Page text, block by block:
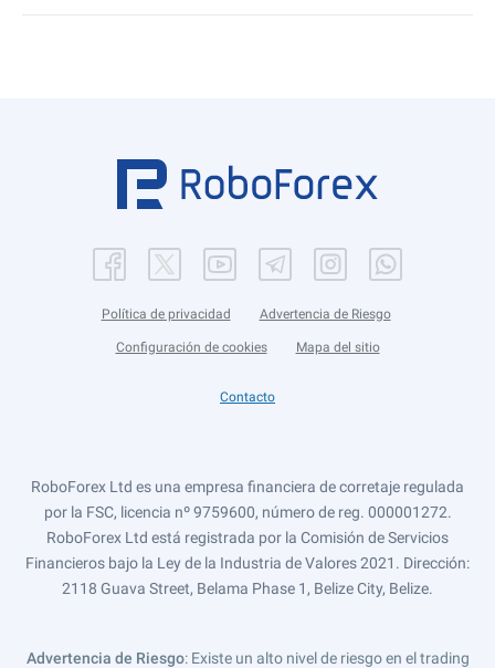
Política de privacidad Advertencia de Riesgo
Configuración de cookies Mapa del sitio
Contacto
RoboForex Ltd es una empresa financiera de corretaje regulada
por la FSC, licencia nº 9759600, número de reg. 000001272.
RoboForex Ltd está registrada por la Comisión de Servicios
Financieros bajo la Ley de la Industria de Valores 2021. Dirección:
2118 Guava Street, Belama Phase 1, Belize City, Belize.
Advertencia de Riesgo: Existe un alto nivel de riesgo en el trading